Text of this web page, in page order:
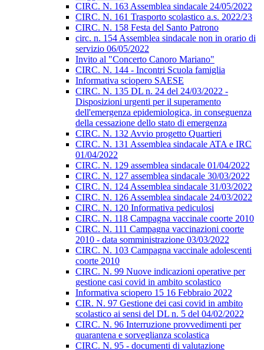
CIRC. N. 163 Assemblea sindacale 24/05/2022
CIRC. N. 161 Trasporto scolastico a.s. 2022/23
CIRC. N. 158 Festa del Santo Patrono
circ. n. 154 Assemblea sindacale non in orario di
servizio 06/05/2022
Invito al "Concerto Canoro Mariano"
CIRC. N. 144 - Incontri Scuola famiglia
Informativa sciopero SAESE
CIRC. N. 135 DL n. 24 del 24/03/2022 -
Disposizioni urgenti per il superamento
dell'emergenza epidemiologica, in conseguenza
della cessazione dello stato di emergenza
CIRC. N. 132 Avvio progetto Quartieri
CIRC. N. 131 Assemblea sindacale ATA e IRC
01/04/2022
CIRC. N. 129 assemblea sindacale 01/04/2022
CIRC. N. 127 assemblea sindacale 30/03/2022
CIRC. N. 124 Assemblea sindacale 31/03/2022
CIRC. N. 126 Assemblea sindacale 24/03/2022
CIRC. N. 120 Informativa pediculosi
CIRC. N. 118 Campagna vaccinale coorte 2010
CIRC. N. 111 Campagna vaccinazioni coorte
2010 - data somministrazione 03/03/2022
CIRC. N. 103 Campagna vaccinale adolescenti
coorte 2010
CIRC. N. 99 Nuove indicazioni operative per
gestione casi covid in ambito scolastico
Informativa sciopero 15 16 Febbraio 2022
CIR. N. 97 Gestione dei casi covid in ambito
scolastico ai sensi del DL n. 5 del 04/02/2022
CIRC. N. 96 Interruzione provvedimenti per
quarantena e sorveglianza scolastica
CIRC. N. 95 - documenti di valutazione